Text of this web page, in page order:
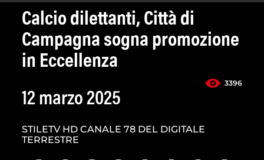
Calcio dilettanti, Città di
Campagna sogna promozione
in Eccellenza
3396
12 marzo 2025
STILETV HD CANALE 78 DEL DIGITALE
TERRESTRE